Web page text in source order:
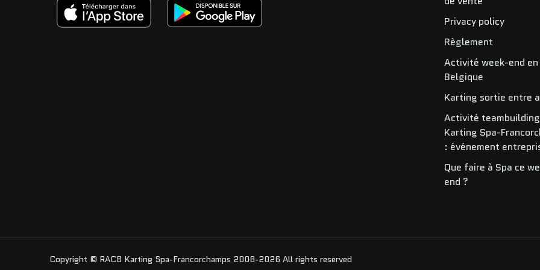
Privacy policy
Règlement
Activité week-end en
Belgique
Karting sortie entre
Activité teambuilding
Karting Spa-
: événement
Que faire à Spa ce
end ?
Copyright © RACB Karting Spa-Francorchamps 2008-2026 All rights reserved